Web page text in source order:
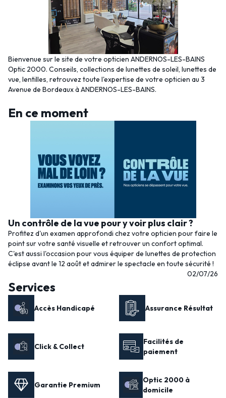
Bienvenue sur le site de votre opticien ANDERNOS-LES-BAINS
Optic 2000. Conseils, collections de lunettes de soleil, lunettes de
vue, lentilles, retrouvez toute l'expertise de votre opticien au 3
Avenue de Bordeaux à ANDERNOS-LES-BAINS.
En ce moment
Un contrôle de la vue pour y voir plus clair ?
Profitez d'un examen approfondi chez votre opticien pour faire le
point sur votre santé visuelle et retrouver un confort optimal.
C'est aussi l'occasion pour vous équiper de lunettes de protection
éclipse avant le 12 août et admirer le spectacle en toute sécurité !
02/07/26
Services
Accès Handicapé Assurance Résultat
Click & Collect
Facilités de
paiement
Garantie Premium
Optic 2000 à
domicile